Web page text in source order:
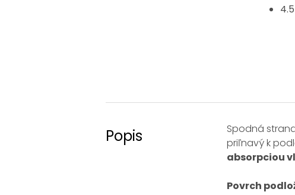
Popis Spodná
priľnavý k
absorpciou
Povrch